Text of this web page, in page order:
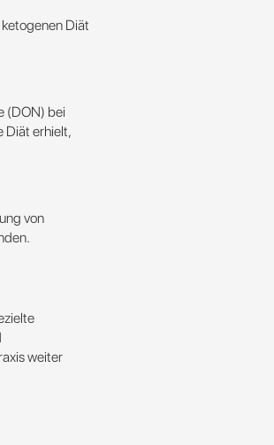
Diät
(DON) bei
Diät erhielt,
von
weiter